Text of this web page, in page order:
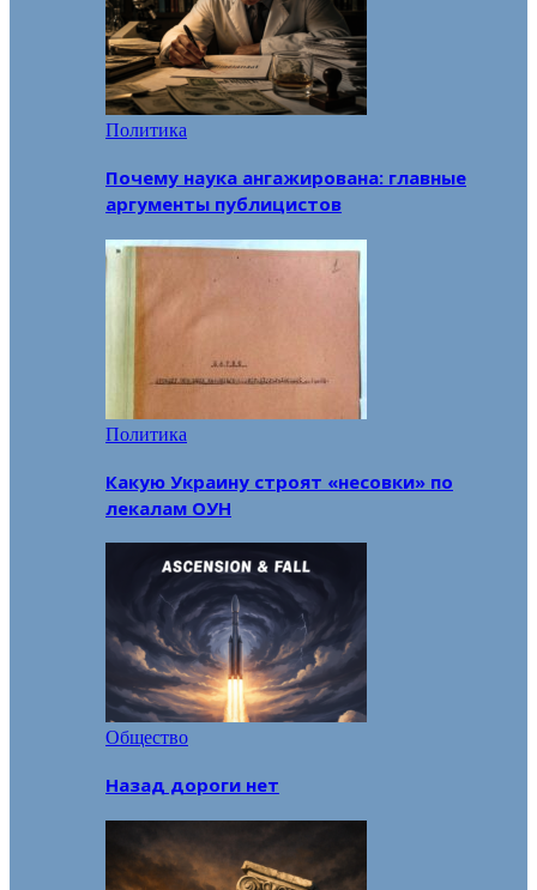
Политика
Почему наука ангажирована: главные
аргументы публицистов
Политика
Какую Украину строят «несовки» по
лекалам ОУН
Общество
Назад дороги нет